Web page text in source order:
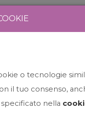
o tecnologie
il tuo consenso,
nella